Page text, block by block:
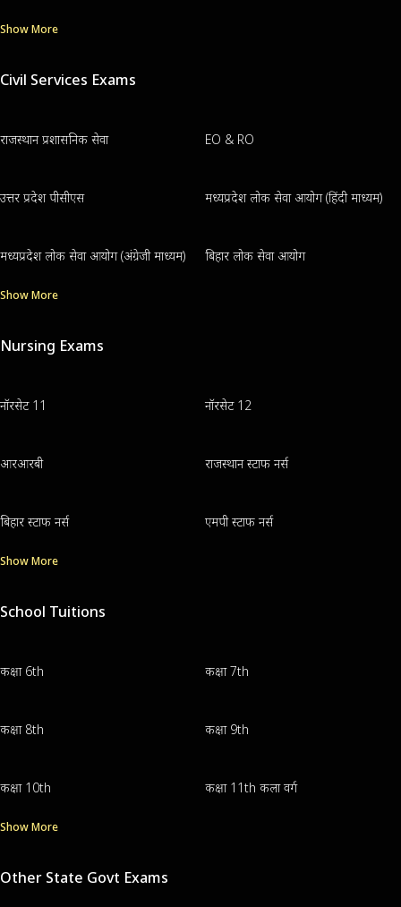
Show More
Civil Services Exams
राजस्थान प्रशासनिक सेवा EO & RO
उत्तर प्रदेश पीसीएस मध्यप्रदेश लोक सेवा आयोग (हिंदी माध्यम)
मध्यप्रदेश लोक सेवा आयोग (अंग्रेजी माध्यम) बिहार लोक सेवा आयोग
Show More
Nursing Exams
नॉरसेट 11 नॉरसेट 12
आरआरबी राजस्थान स्टाफ नर्स
बिहार स्टाफ नर्स एमपी स्टाफ नर्स
Show More
School Tuitions
कक्षा 6th कक्षा 7th
कक्षा 8th कक्षा 9th
कक्षा 10th कक्षा 11th कला वर्ग
Show More
Other State Govt Exams